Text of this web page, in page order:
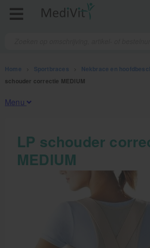
Home Sportbraces Nekbrace en
schouder correctie MEDIUM
Menu
Fysiotherapieproducten
Verbruiksmaterialen
Elleboogbrace
LP schouder
MEDIUM